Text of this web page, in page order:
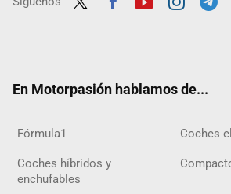
En Motorpasión hablamos de...
Fórmula1 Coches
Coches híbridos y
enchufables